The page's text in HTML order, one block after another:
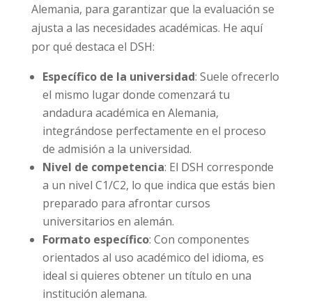
Alemania, para garantizar que la evaluación se
ajusta a las necesidades académicas. He aquí
por qué destaca el DSH:
Específico de la universidad: Suele ofrecerlo
el mismo lugar donde comenzará tu
andadura académica en Alemania,
integrándose perfectamente en el proceso
de admisión a la universidad.
Nivel de competencia: El DSH corresponde
a un nivel C1/C2, lo que indica que estás bien
preparado para afrontar cursos
universitarios en alemán.
Formato específico: Con componentes
orientados al uso académico del idioma, es
ideal si quieres obtener un título en una
institución alemana.